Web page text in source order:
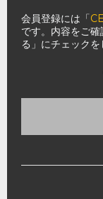
会員登録には「
です。内容をご
る」にチェックを